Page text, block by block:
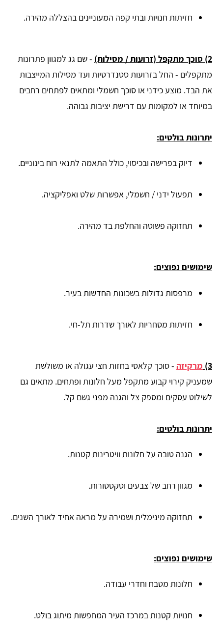
חזיתות חנויות ובתי קפה המעוניינים בהצללה מהירה.
2) סוכך מתקפל (זרועות / מסילות) -שם גג למגוון פתרונות
מתקפלים - החל בזרועות סטנדרטיות ועד מסילות המייצבות
את הבד. מוצע כידני או סוכך חשמלי ומתאים לפתחים רחבים
במיוחד או למקומות עם דרישת יציבות גבוהה.
יתרונות בולטים:
דיוק בפרישה ובכיסוי, כולל התאמה לתנאי רוח בינוניים.
תפעול ידני / חשמלי, אפשרות שלט ואפליקציה.
תחזוקה פשוטה והחלפת בד מהירה.
שימושים נפוצים:
מרפסות גדולות בשכונות החדשות בעיר.
חזיתות מסחריות לאורך שדרות תל-חי.
3) מרקיזה -סוכך קלאסי בחזות חצי עגולה או משולשת
שמעניק קירוי קבוע מתקפל מעל חלונות ופתחים. מתאים גם
לשילוט עסקים ומספק צל והגנה מפני גשם קל.
יתרונות בולטים:
הגנה טובה על חלונות וויטרינות קטנות.
מגוון רחב של צבעים וטקסטורות.
תחזוקה מינימלית ושמירה על מראה אחיד לאורך השנים.
שימושים נפוצים:
חלונות מטבח וחדרי עבודה.
חנויות קטנות במרכז העיר המחפשות מיתוג בולט.